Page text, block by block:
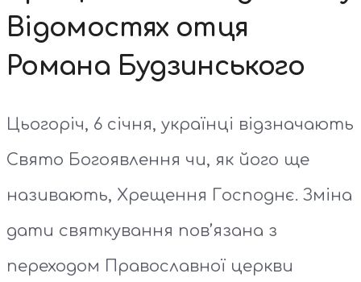
Відомостях отця
Романа Будзинського
Цьогоріч, 6 січня, українці відзначають
Свято Богоявлення чи, як його ще
називають, Хрещення Господнє. Зміна
дати святкування пов’язана з
переходом Православної церкви